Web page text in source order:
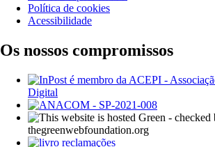
Política de cookies
Acessibilidade
Os nossos compromissos